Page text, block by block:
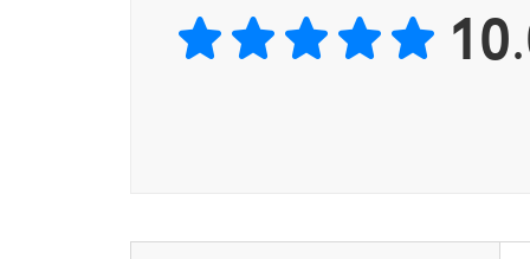
· 신왕종전의 도 강해.......................................... 168
· 단군조선에 기원을 둔 북방 유목문화..................
결론 우주광명 역사를 복원하는 대한사람